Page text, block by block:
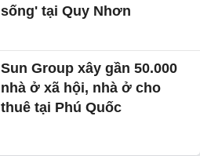
sống' tại Quy Nhơn
Sun Group xây gần 50.000
nhà ở xã hội, nhà ở cho
thuê tại Phú Quốc